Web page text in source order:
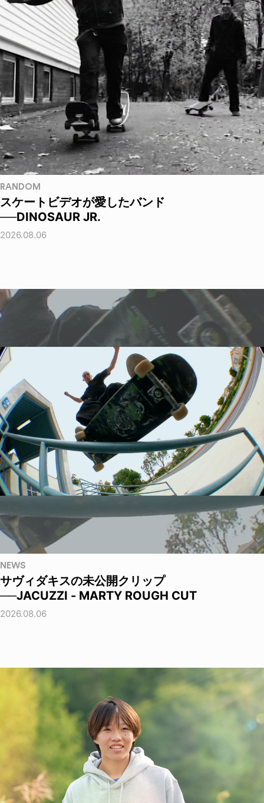
RANDOM
スケートビデオが愛したバンド
──DINOSAUR JR.
2026.08.06
NEWS
サヴィダキスの未公開クリップ
──JACUZZI - MARTY ROUGH CUT
2026.08.06